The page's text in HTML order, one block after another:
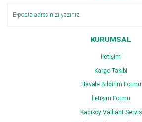
Bu ürüne benzer farklı alternatifler olmalı.
Gönder
KURUMSAL
İletişim
Kargo Takibi
Havale Bildirim Formu
İletişim Formu
Kadıköy Vaillant Servis